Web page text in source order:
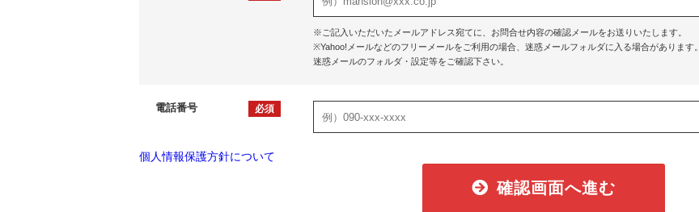
※ご記入いただいたメールアドレス宛てに、お問合せ内容の確認メールをお送りいたします。
※Yahoo!メールなどのフリーメールをご利用の場合、迷惑メールフォルダに入る場合があります。
迷惑メールのフォルダ・設定等をご確認下さい。
電話番号 必須
個人情報保護方針について
確認画面へ進む